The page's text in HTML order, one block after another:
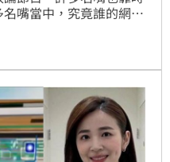
嘴當中，究竟誰的網路
其中前立委郭正亮憑著
名。